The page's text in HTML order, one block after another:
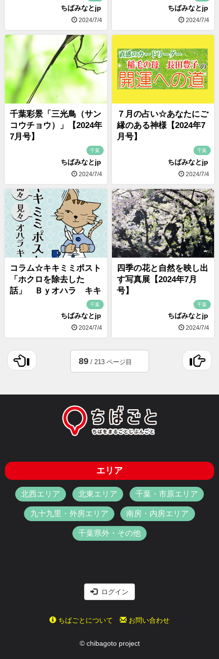
ちばみなとjp
2024/7/4
ちばみなとjp
2024/7/4
千葉彩景「三光鳥（サン
コウチョウ）」【2024年
7月号】
千葉
ちばみなとjp
2024/7/4
７月の占い☆あなたにご
縁のある神様【2024年7
月号】
千葉
ちばみなとjp
2024/7/4
コラム☆キキミミポスト
「ホクロを除去した
話」 Ｂｙオハラ キキ
千葉
ちばみなとjp
2024/7/4
四季の花と自然を映し出
す写真展【2024年7月
号】
千葉
ちばみなとjp
2024/7/4
89/ 213 ページ目
エリア
北西エリア 北東エリア 千葉・市原エリア
九十九里・外房エリア 南房・内房エリア
千葉県外・その他
ログイン
ちばごとについて お問い合わせ
© chibagoto project